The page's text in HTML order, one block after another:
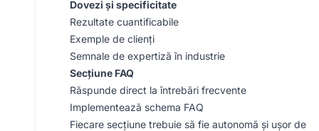
Dovezi și specificitate
Rezultate cuantificabile
Exemple de clienți
Semnale de expertiză în industrie
Secțiune FAQ
Răspunde direct la întrebări frecvente
Implementează schema FAQ
Fiecare secțiune trebuie să fie autonomă și ușor de